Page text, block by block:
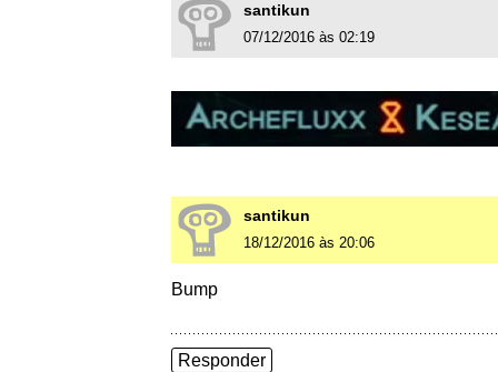
santikun
07/12/2016 às 02:19
santikun
18/12/2016 às 20:06
Bump
Responder